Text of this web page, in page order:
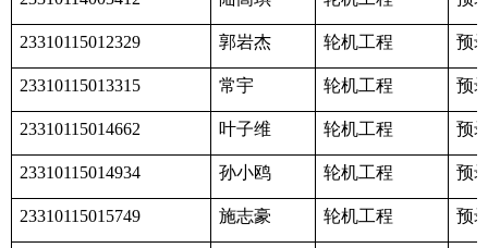
23310115012329 郭岩杰 轮机工程 预
23310115013315 常宇 轮机工程 预
23310115014662 叶子维 轮机工程 预
23310115014934 孙小鸥 轮机工程 预
23310115015749 施志豪 轮机工程 预